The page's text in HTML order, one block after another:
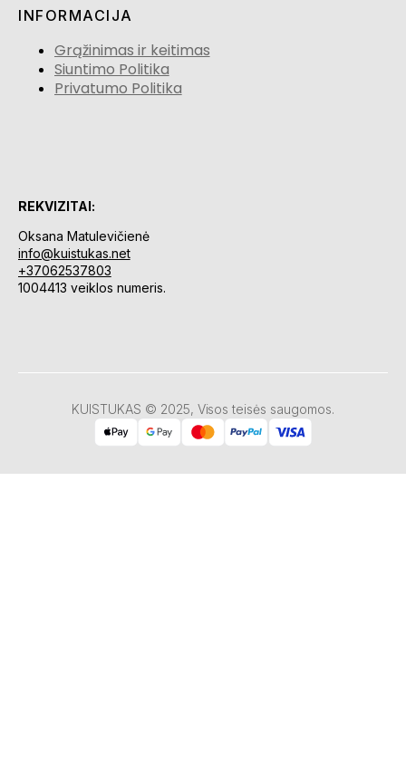
INFORMACIJA
Grąžinimas ir keitimas
Siuntimo Politika
Privatumo Politika
REKVIZITAI:
Oksana Matulevičienė
info@kuistukas.net
+37062537803
1004413 veiklos numeris.
KUISTUKAS © 2025, Visos teisės saugomos.